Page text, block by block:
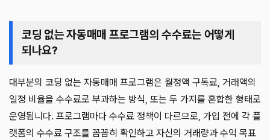
코딩 없는 자동매매 프로그램의 수수료는 어떻게
되나요?
대부분의 코딩 없는 자동매매 프로그램은 월정액 구독료, 거래액의
일정 비율을 수수료로 부과하는 방식, 또는 두 가지를 혼합한 형태로
운영됩니다. 프로그램마다 수수료 정책이 다르므로, 가입 전에 각 플
랫폼의 수수료 구조를 꼼꼼히 확인하고 자신의 거래량과 수익 목표